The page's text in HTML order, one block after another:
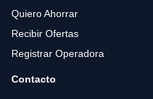
Quiero Ahorrar
Recibir Ofertas
Registrar Operadora
Contacto